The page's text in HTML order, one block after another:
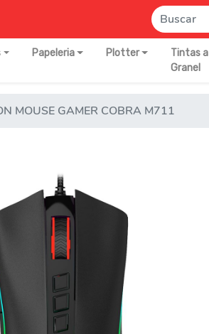
Papeleria Plotter
Tintas a
Granel
MOUSE GAMER COBRA M711